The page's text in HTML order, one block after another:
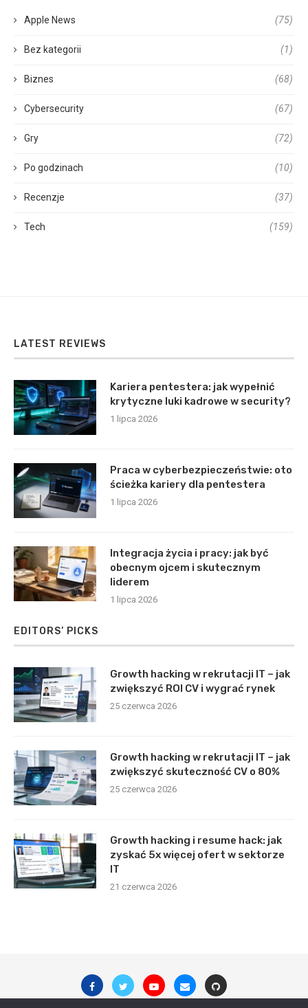
Apple News (75)
Bez kategorii (1)
Biznes (68)
Cybersecurity (67)
Gry (72)
Po godzinach (10)
Recenzje (37)
Tech (159)
LATEST REVIEWS
Kariera pentestera: jak wypełnić
krytyczne luki kadrowe w security?
1 lipca 2026
Praca w cyberbezpieczeństwie: oto
ścieżka kariery dla pentestera
1 lipca 2026
Integracja życia i pracy: jak być
obecnym ojcem i skutecznym
liderem
1 lipca 2026
EDITORS’ PICKS
Growth hacking w rekrutacji IT – jak
zwiększyć ROI CV i wygrać rynek
25 czerwca 2026
Growth hacking w rekrutacji IT – jak
zwiększyć skuteczność CV o 80%
25 czerwca 2026
Growth hacking i resume hack: jak
zyskać 5x więcej ofert w sektorze
IT
21 czerwca 2026